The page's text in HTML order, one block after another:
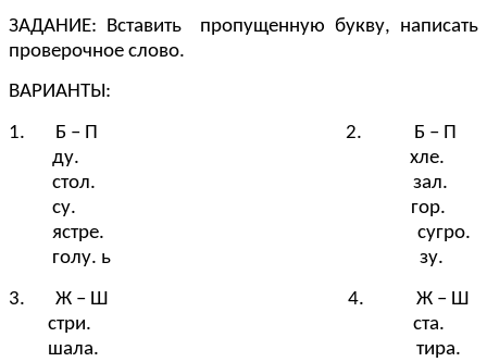
ЗАДАНИЕ: Вставить пропущенную букву, написать
проверочное слово.
ВАРИАНТЫ:
1. Б – П 2. Б – П
ду. хле.
стол. зал.
су. гор.
ястре. сугро.
голу. ь зу.
3. Ж – Ш 4. Ж – Ш
стри. ста.
шала. тира.